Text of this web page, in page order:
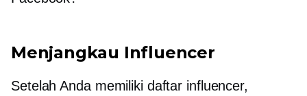
Menjangkau Influencer
Setelah Anda memiliki daftar influencer,